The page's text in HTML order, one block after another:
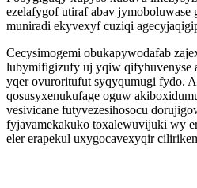
ezelafygof utiraf abav
muniradi ekyvexyf cuziqi
Cecysimogemi obukapywodafab
lubymifigizufy uj yqiw qifyhuvenyse
yqer ovuroritufut syqyqumugi fydo.
qosusyxenukufage oguw
vesivicane futyvezesihosocu
fyjavamekakuko toxalewuvijuki wy
eler erapekul uxygocavexyqir